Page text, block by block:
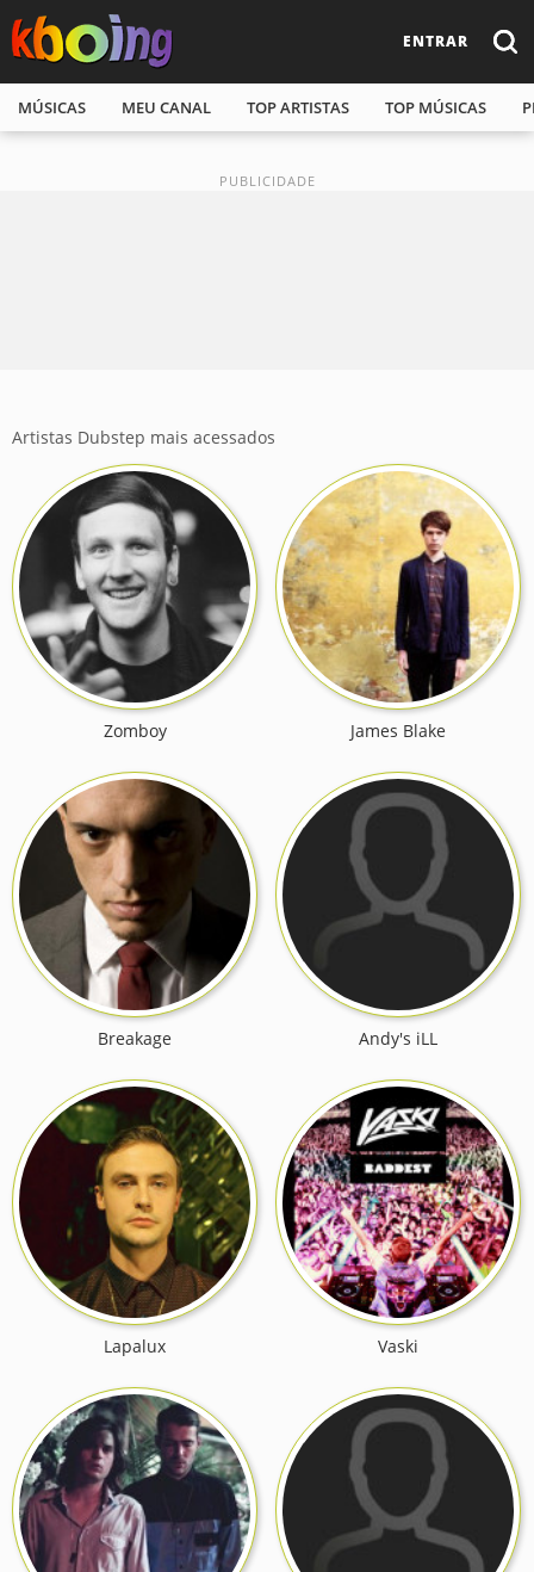
ENTRAR
MÚSICAS MEU CANAL TOP ARTISTAS TOP MÚSICAS
Artistas Dubstep mais acessados
Zomboy James Blake
Breakage Andy's iLL
Lapalux Vaski